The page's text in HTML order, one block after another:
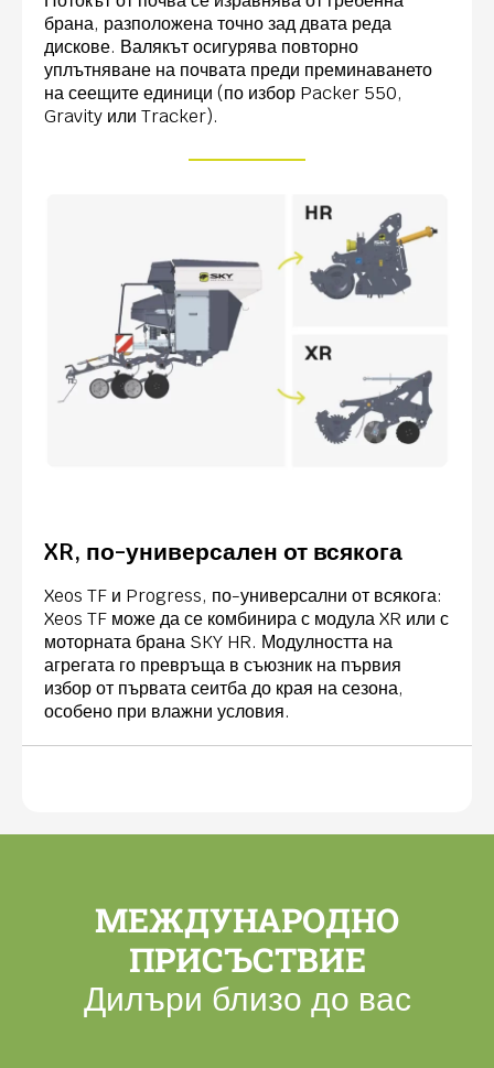
брана, разположена точно зад двата реда
дискове. Валякът осигурява повторно
уплътняване на почвата преди преминаването
на сеещите единици (по избор Packer 550,
Gravity или Tracker).
XR, по-универсален от всякога
Xeos TF и Progress, по-универсални от всякога:
Xeos TF може да се комбинира с модула XR или с
моторната брана SKY HR. Модулността на
агрегата го превръща в съюзник на първия
избор от първата сеитба до края на сезона,
особено при влажни условия.
МЕЖДУНАРОДНО
ПРИСЪСТВИЕ
Дилъри близо до вас